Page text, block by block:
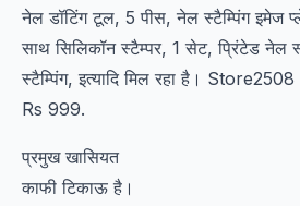
नेल डॉटिंग टूल, 5 पीस, नेल स्टैम्पिंग इमेज
साथ सिलिकॉन स्टैम्पर, 1 सेट, प्रिंटेड नेल
स्टैम्पिंग, इत्यादि मिल रहा है।
Rs 999.
प्रमुख खासियत
काफी टिकाऊ है।